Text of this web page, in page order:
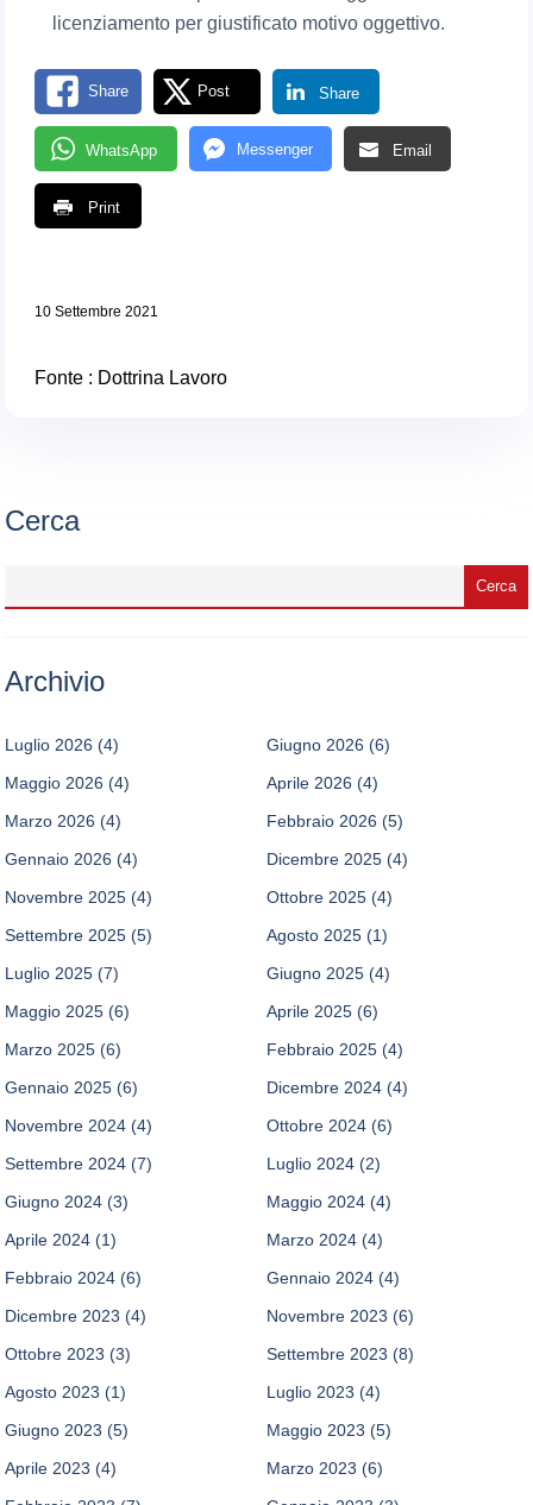
licenziamento per giustificato motivo oggettivo.
Share Post Share
WhatsApp Messenger Email
Print
10 Settembre 2021
Fonte : Dottrina Lavoro
Cerca
Archivio
Luglio 2026 (4) Giugno 2026 (6)
Maggio 2026 (4) Aprile 2026 (4)
Marzo 2026 (4) Febbraio 2026 (5)
Gennaio 2026 (4) Dicembre 2025 (4)
Novembre 2025 (4) Ottobre 2025 (4)
Settembre 2025 (5) Agosto 2025 (1)
Luglio 2025 (7) Giugno 2025 (4)
Maggio 2025 (6) Aprile 2025 (6)
Marzo 2025 (6) Febbraio 2025 (4)
Gennaio 2025 (6) Dicembre 2024 (4)
Novembre 2024 (4) Ottobre 2024 (6)
Settembre 2024 (7) Luglio 2024 (2)
Giugno 2024 (3) Maggio 2024 (4)
Aprile 2024 (1) Marzo 2024 (4)
Febbraio 2024 (6) Gennaio 2024 (4)
Dicembre 2023 (4) Novembre 2023 (6)
Ottobre 2023 (3) Settembre 2023 (8)
Agosto 2023 (1) Luglio 2023 (4)
Giugno 2023 (5) Maggio 2023 (5)
Aprile 2023 (4) Marzo 2023 (6)